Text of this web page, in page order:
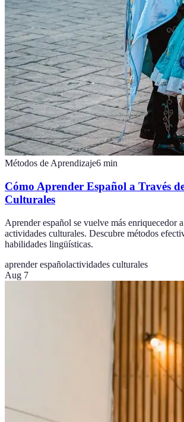
Métodos de Aprendizaje6 min
Cómo Aprender Español a Través
Culturales
Aprender español se vuelve más enriquecedor
actividades culturales. Descubre métodos
habilidades lingüísticas.
aprender españolactividades culturales
Aug 7